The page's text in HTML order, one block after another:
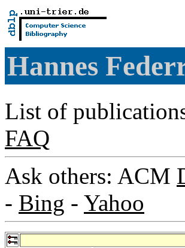
Hannes
List of
FAQ
Ask others: ACM
- Bing - Yahoo